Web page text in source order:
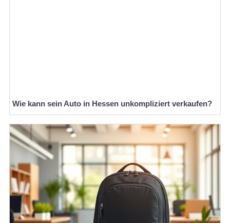
Wie kann sein Auto in Hessen unkompliziert verkaufen?